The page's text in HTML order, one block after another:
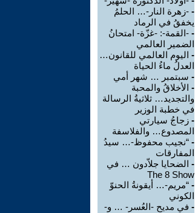
- -زهرة النار-… الحلمُ
يخفقُ في الرماد
- -القمة-: -غزّة- امتحانُ
الضمير العالمي
- اليوم العالمي للقانون…
العدلُ ماءُ الحياة
- سبتمبر … شهر أمي
- الأخلاقُ والمحبة
والتجديد… ثلاثيةُ الرسالة
في خطبة الوزير
- زجاجُ سيارتي
المصدوع… والفلاسفة
- “نجيب محفوظ-… سيدُ
المفارقات
- الضحايا جلاّدون … في
The 8 Show
- “مريم-… أيقونةُ الحنوّ
الكوني
- في مديح -العُسر- … و-